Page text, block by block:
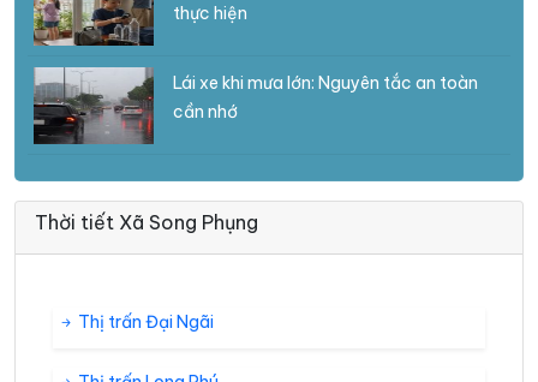
thực hiện
Lái xe khi mưa lớn: Nguyên tắc an toàn
cần nhớ
Thời tiết Xã Song Phụng
Thị trấn Đại Ngãi